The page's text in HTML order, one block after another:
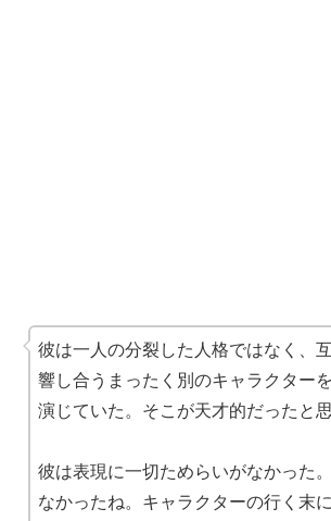
彼は一人の分裂した人格ではなく、
響し合うまったく別のキャラクター
演じていた。そこが天才的だったと思
彼は表現に一切ためらいがなかった
なかったね。キャラクターの行く末